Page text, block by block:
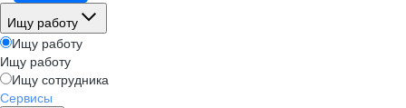
Ищу работу
Ищу работу
Ищу работу
Ищу сотрудника
Сервисы